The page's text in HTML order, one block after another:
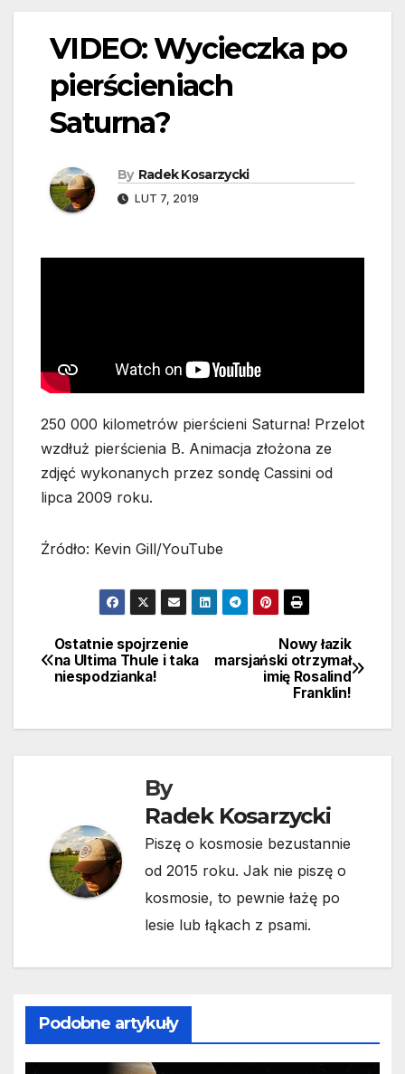
VIDEO: Wycieczka po
pierścieniach
Saturna?
By Radek Kosarzycki
LUT 7, 2019
250 000 kilometrów pierścieni Saturna! Przelot
wzdłuż pierścienia B. Animacja złożona ze
zdjęć wykonanych przez sondę Cassini od
lipca 2009 roku.
Źródło: Kevin Gill/YouTube
Nawigacja
wpisu
Nowy łazik
marsjański otrzymał
imię Rosalind
Franklin!
Ostatnie spojrzenie
na Ultima Thule i taka
niespodzianka!
By
Radek Kosarzycki
Piszę o kosmosie bezustannie
od 2015 roku. Jak nie piszę o
kosmosie, to pewnie łażę po
lesie lub łąkach z psami.
Podobne artykuły